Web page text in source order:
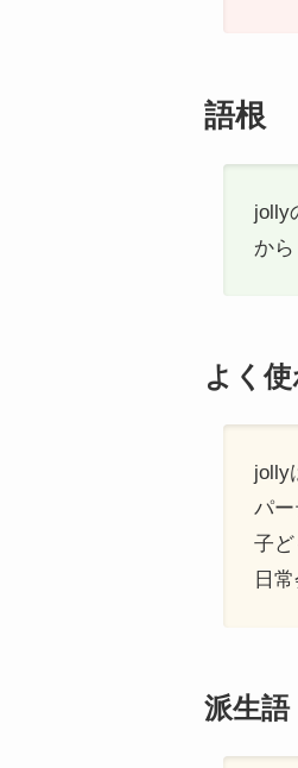
語根
jolly
か
よく
jolly
パ
子
日
派生語